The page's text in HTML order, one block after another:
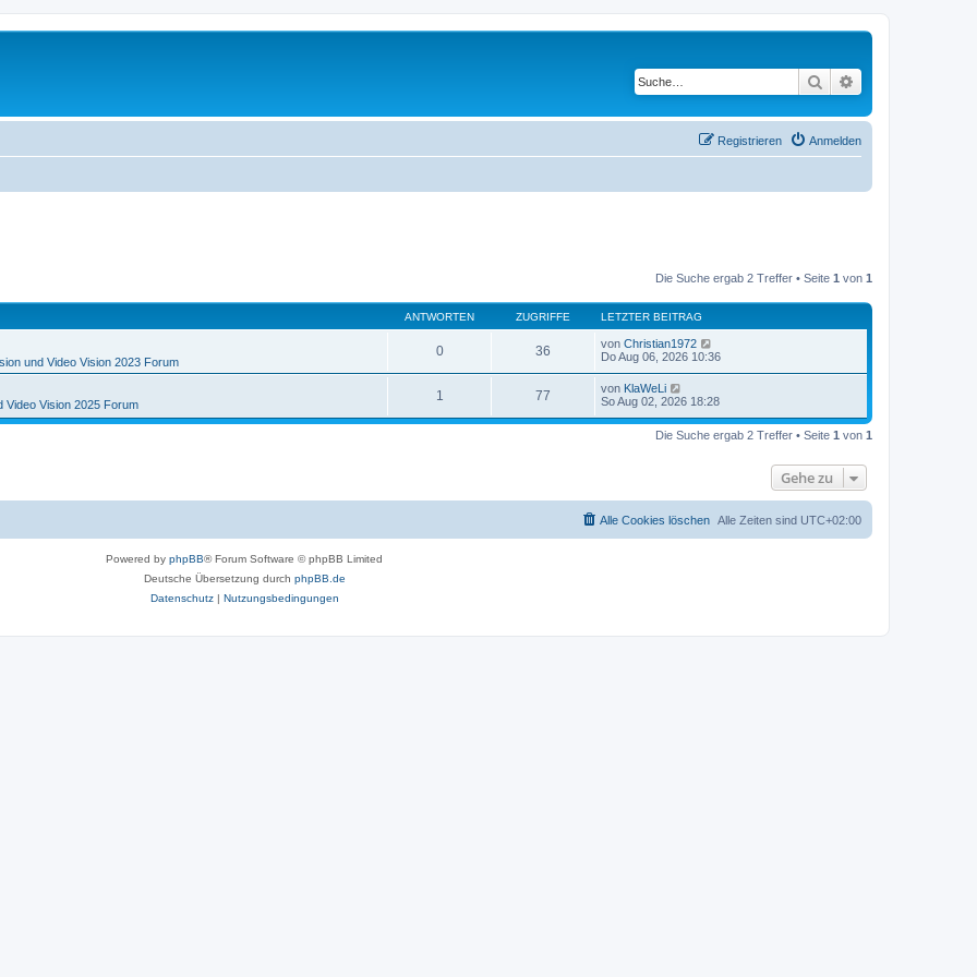
Suche
Anmelden
Registrieren
Die Suche ergab 2 Treffer • Seite 1 von 1
ANTWORTEN ZUGRIFFE LETZTER BEITRAG
und Video Vision 2023 Forum
0 36 von Christian1972
Do Aug 06, 2026 10:36
Video Vision 2025 Forum
1 77 von KlaWeLi
So Aug 02, 2026 18:28
Die Suche ergab 2 Treffer • Seite 1 von 1
Gehe zu
Alle Zeiten sind UTC+02:00
Alle Cookies löschen
Powered by phpBB® Forum Software © phpBB Limited
Deutsche Übersetzung durch phpBB.de
Datenschutz| Nutzungsbedingungen